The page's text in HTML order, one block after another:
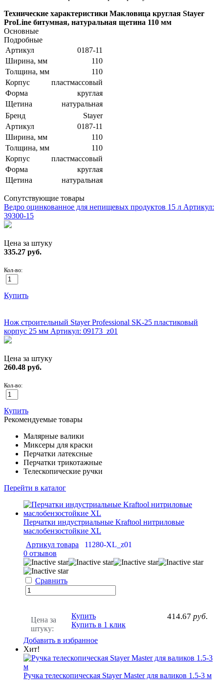
Технические характеристики Макловица круглая Stayer
ProLine битумная, натуральная щетина 110 мм
Основные
Подробные
Артикул
0187-11
Ширина, мм
110
Толщина, мм
110
Корпус
пластмассовый
Форма
круглая
Щетина
натуральная
Бренд
Stayer
Артикул
0187-11
Ширина, мм
110
Толщина, мм
110
Корпус
пластмассовый
Форма
круглая
Щетина
натуральная
Сопутствующие товары
Ведро оцинкованное для непищевых продуктов 15 л Артикул:
39300-15
Цена за штуку
335.27 руб.
Кол-во:
Купить
Нож строительный Stayer Professional SK-25 пластиковый
корпус 25 мм Артикул: 09173_z01
Цена за штуку
260.48 руб.
Кол-во:
Купить
Рекомендуемые товары
Малярные валики
Миксеры для краски
Перчатки латексные
Перчатки трикотажные
Телескопические ручки
Перейти в каталог
Перчатки индустриальные Kraftool нитриловые
маслобензостойкие XL
Артикул товара
11280-XL_z01
0 отзывов
Сравнить
Цена за
штуку:
414.67 руб.
Купить
Купить в 1 клик
Добавить в избранное
Хит!
Ручка телескопическая Stayer Master для валиков 1.5-3 м